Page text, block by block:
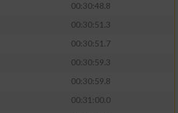
00:30:48.8
00:30:51.3
00:30:51.7
00:30:59.3
00:30:59.8
00:31:00.0